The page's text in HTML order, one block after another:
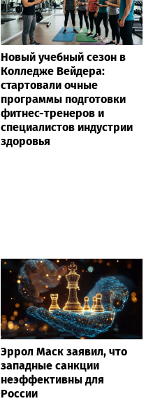
Новый учебный сезон в
Колледже Вейдера:
стартовали очные
программы подготовки
фитнес-тренеров и
специалистов индустрии
здоровья
Эррол Маск заявил, что
западные санкции
неэффективны для
России